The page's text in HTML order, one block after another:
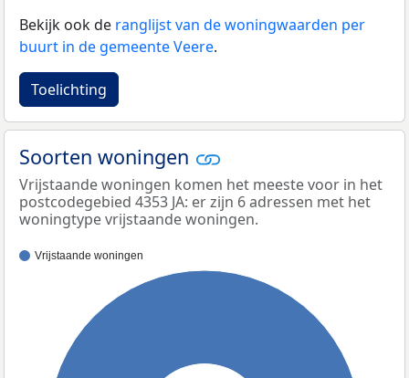
Bekijk ook de ranglijst van de woningwaarden per
buurt in de gemeente Veere.
Toelichting
Soorten woningen
Vrijstaande woningen komen het meeste voor in het
postcodegebied 4353 JA: er zijn 6 adressen met het
woningtype vrijstaande woningen.
Vrijstaande woningen